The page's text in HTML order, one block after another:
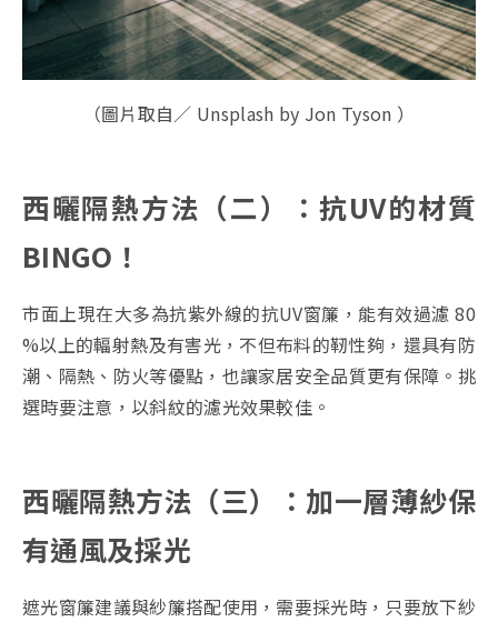
（圖片取自／ Unsplash by Jon Tyson ）
西曬隔熱方法（二）：抗UV的材質
BINGO！
市面上現在大多為抗紫外線的抗UV窗簾，能有效過濾 80
%以上的輻射熱及有害光，不但布料的靭性夠，還具有防
潮、隔熱、防火等優點，也讓家居安全品質更有保障。挑
選時要注意，以斜紋的濾光效果較佳。
西曬隔熱方法（三）： 加一層薄紗保
有通風及採光
遮光窗簾建議與紗簾搭配使用，需要採光時，只要放下紗